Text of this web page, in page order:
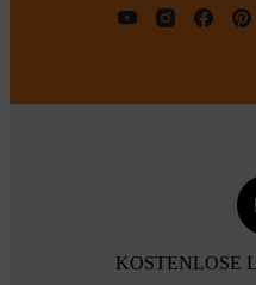
KOSTENLOSE